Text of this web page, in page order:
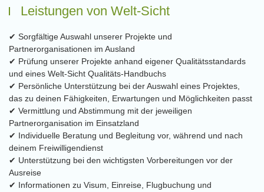
Leistungen von Welt-Sicht
✔ Sorgfältige Auswahl unserer Projekte und
Partnerorganisationen im Ausland
✔ Prüfung unserer Projekte anhand eigener Qualitätsstandards
und eines Welt-Sicht Qualitäts-Handbuchs
✔ Persönliche Unterstützung bei der Auswahl eines Projektes,
das zu deinen Fähigkeiten, Erwartungen und Möglichkeiten passt
✔ Vermittlung und Abstimmung mit der jeweiligen
Partnerorganisation im Einsatzland
✔ Individuelle Beratung und Begleitung vor, während und nach
deinem Freiwilligendienst
✔ Unterstützung bei den wichtigsten Vorbereitungen vor der
Ausreise
✔ Informationen zu Visum, Einreise, Flugbuchung und